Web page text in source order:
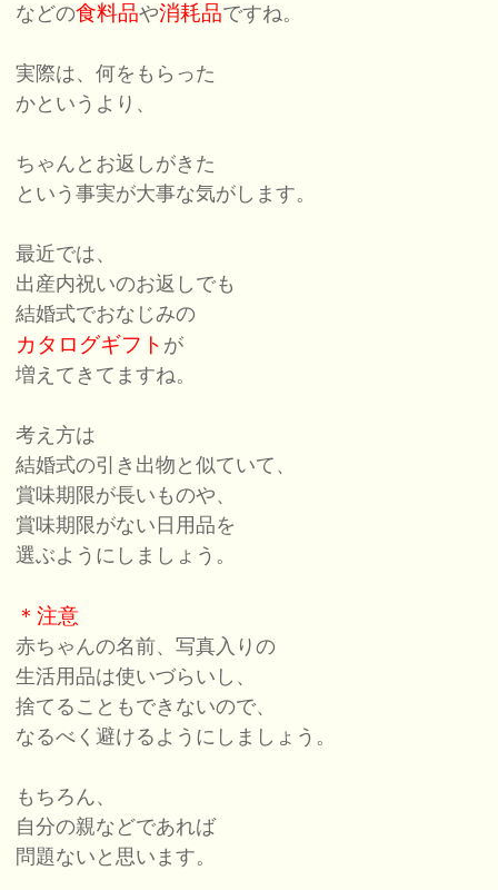
などの食料品や消耗品ですね。
実際は、何をもらった
かというより、
ちゃんとお返しがきた
という事実が大事な気がします。
最近では、
出産内祝いのお返しでも
結婚式でおなじみの
カタログギフト が
増えてきてますね。
考え方は
結婚式の引き出物と似ていて、
賞味期限が長いものや、
賞味期限がない日用品を
選ぶようにしましょう。
＊注意
赤ちゃんの名前、写真入りの
生活用品は使いづらいし、
捨てることもできないので、
なるべく避けるようにしましょう。
もちろん、
自分の親などであれば
問題ないと思います。